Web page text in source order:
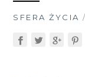
SFERA ŻYCIA